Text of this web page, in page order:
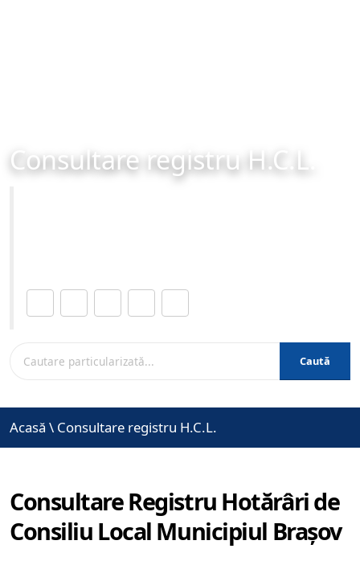
Consultare registru H.C.L.
Caută
Acasă \ Consultare registru H.C.L.
Consultare Registru Hotărâri de
Consiliu Local Municipiul Brașov